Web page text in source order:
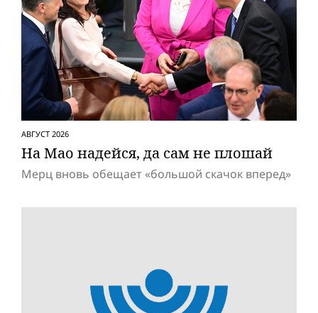
АВГУСТ 2026
На Мао надейся, да сам не плошай
Мерц вновь обещает «большой скачок вперед»